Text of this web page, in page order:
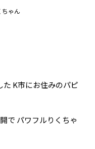
ちゃん
K市にお住みのパピ
で パワフルりくちゃ